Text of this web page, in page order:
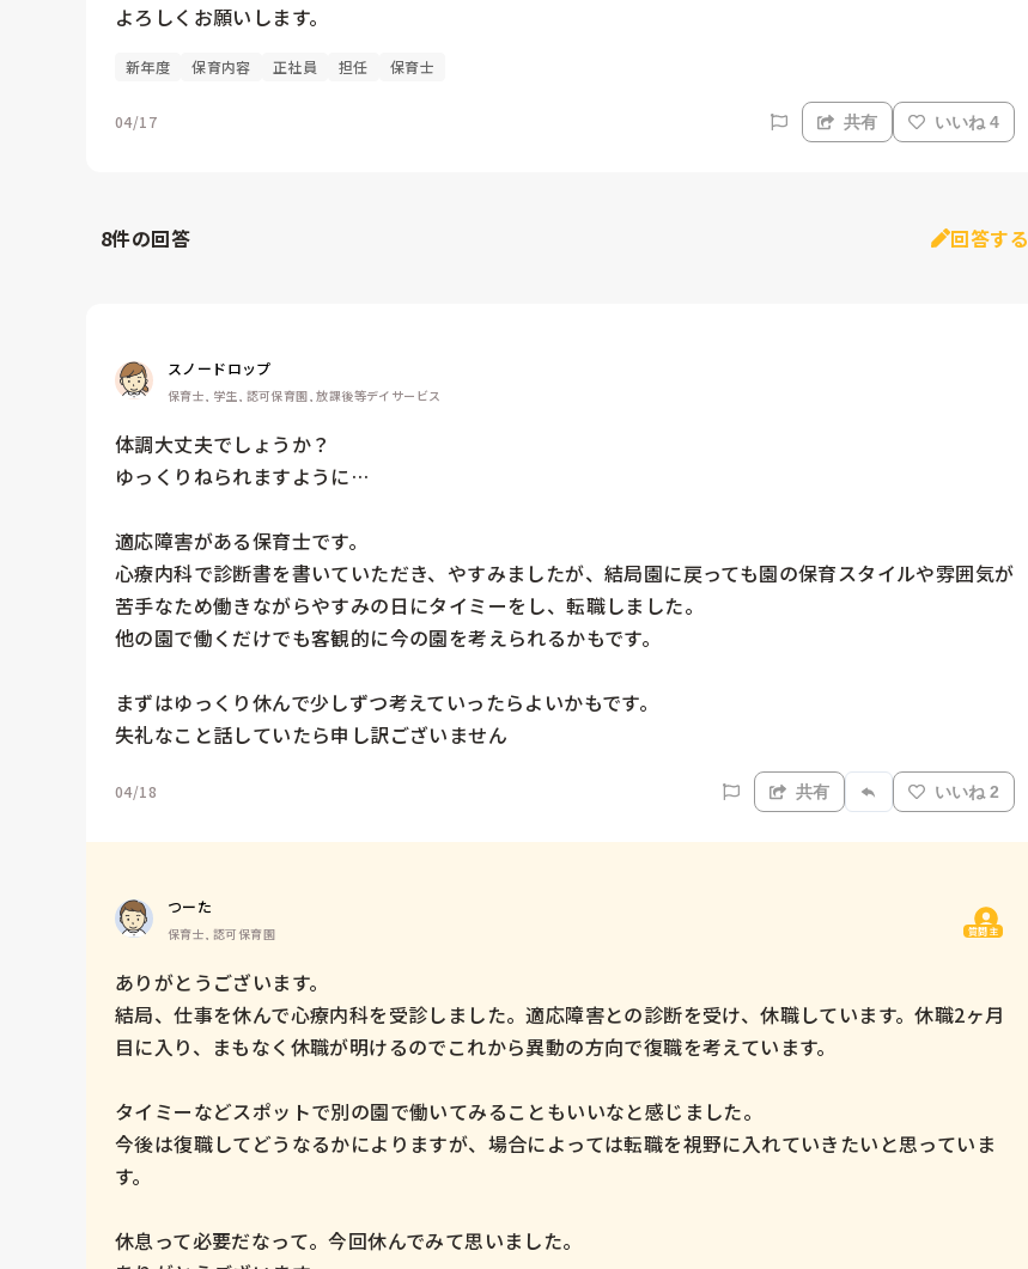
よろしくお願いします。
新年度 保育内容 正社員 担任 保育士
04/17 共有 いいね 4
8件の回答 回答する
スノードロップ
保育士, 学生, 認可保育園, 放課後等デイサービス
体調大丈夫でしょうか？
ゆっくりねられますように…
適応障害がある保育士です。
心療内科で診断書を書いていただき、やすみましたが、結局園に戻っても園の保育スタイルや雰囲気が
苦手なため働きながらやすみの日にタイミーをし、転職しました。
他の園で働くだけでも客観的に今の園を考えられるかもです。
まずはゆっくり休んで少しずつ考えていったらよいかもです。
失礼なこと話していたら申し訳ございません
04/18 共有 いいね 2
つーた
保育士, 認可保育園 質問主
ありがとうございます。
結局、仕事を休んで心療内科を受診しました。適応障害との診断を受け、休職しています。休職2ヶ月
目に入り、まもなく休職が明けるのでこれから異動の方向で復職を考えています。
タイミーなどスポットで別の園で働いてみることもいいなと感じました。
今後は復職してどうなるかによりますが、場合によっては転職を視野に入れていきたいと思っていま
す。
休息って必要だなって。今回休んでみて思いました。